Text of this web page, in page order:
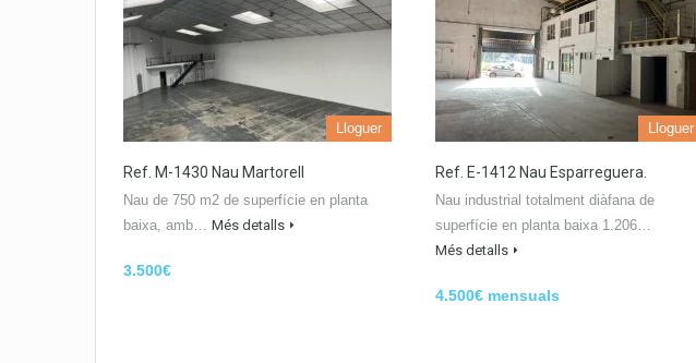
Lloguer
Ref. M-1430 Nau Martorell
Nau de 750 m2 de superfície en planta
baixa, amb… Més detalls
3.500€
Lloguer
Ref. E-1412 Nau Esparreguera.
Nau industrial totalment diàfana de
superfície en planta baixa 1.206…
Més detalls
4.500€ mensuals